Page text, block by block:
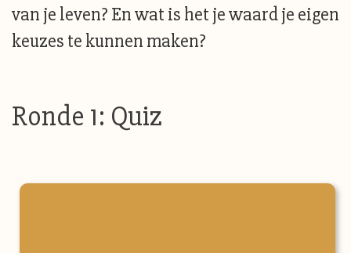
van je leven? En wat is het je waard je eigen
keuzes te kunnen maken?
Ronde 1: Quiz